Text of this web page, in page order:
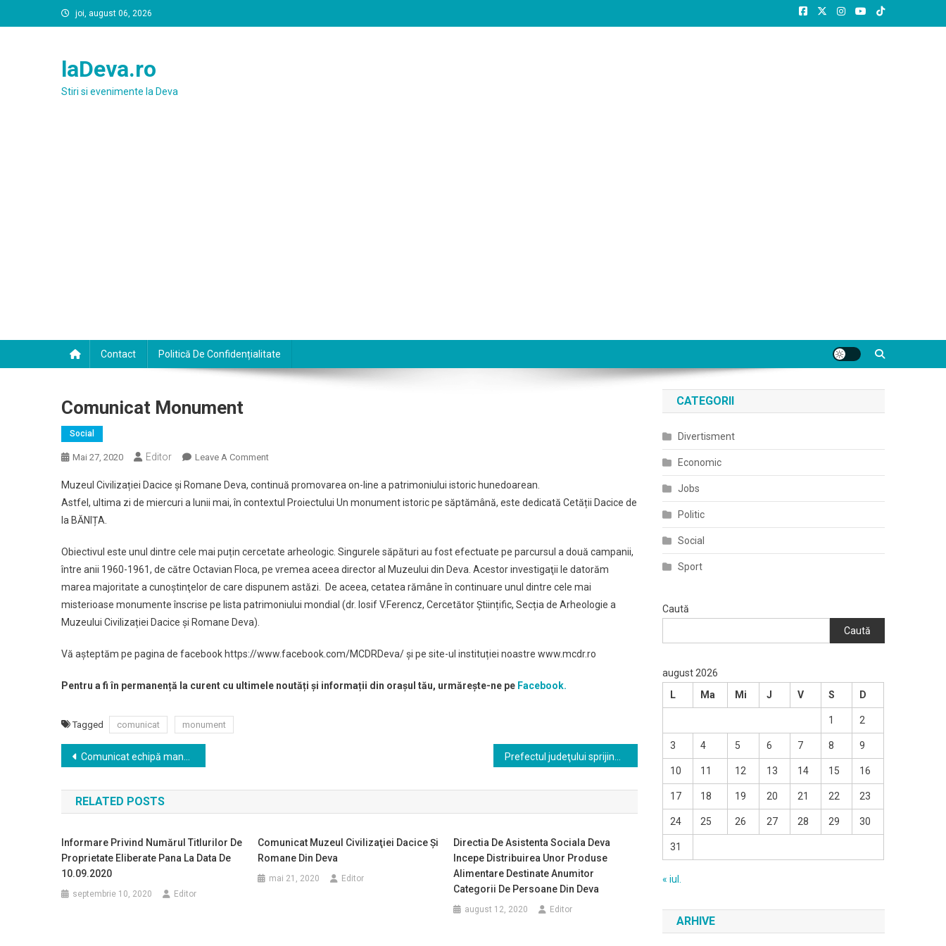
to
joi, august 06, 2026
laDeva.ro
Stiri si evenimente la Deva
Contact Politică De Confidențialitate
Comunicat Monument
Social
Mai 27, 2020 Editor Leave A CommentOn
Monument
Muzeul Civilizației Dacice și Romane Deva, continuă promovarea on-line a patrimoniului istoric hunedoarean.
Astfel, ultima zi de miercuri a lunii mai, în contextul Proiectului Un monument istoric pe săptămână, este dedicată Cetății Dacice de
la BĂNIȚA.
Obiectivul este unul dintre cele mai puțin cercetate arheologic. Singurele săpături au fost efectuate pe parcursul a două campanii,
între anii 1960-1961, de către Octavian Floca, pe vremea aceea director al Muzeului din Deva. Acestor investigaţii le datorăm
marea majoritate a cunoştinţelor de care dispunem astăzi. De aceea, cetatea rămâne în continuare unul dintre cele mai
misterioase monumente înscrise pe lista patrimoniului mondial (dr. Iosif V.Ferencz, Cercetător Științific, Secția de Arheologie a
Muzeului Civilizației Dacice și Romane Deva).
Vă așteptăm pe pagina de facebook https://www.facebook.com/MCDRDeva/ și pe site-ul instituției noastre www.mcdr.ro
Pentru a fi în permanență la curent cu ultimele noutăți și informații din orașul tău, urmărește-ne pe Facebook.
Tagged comunicat monument
Navigare
în
articole
Comunicat echipă managerială nouă la SJU Deva
RELATED POSTS
Informare Privind Numărul Titlurilor De
Proprietate Eliberate Pana La Data De
10.09.2020
septembrie 10, 2020 Editor
Comunicat Muzeul Civilizaţiei Dacice Şi
Romane Din Deva
mai 21, 2020 Editor
Directia De Asistenta Sociala Deva
Incepe Distribuirea Unor Produse
Alimentare Destinate Anumitor
Categorii De Persoane Din Deva
august 12, 2020 Editor
CATEGORII
Divertisment
Economic
Jobs
Politic
Social
Sport
Caută
Caută
august 2026
L
Ma Mi J V S D
1 2
3 4 5 6 7 8 9
10 11 12 13 14 15 16
17 18 19 20 21 22 23
24 25 26 27 28 29 30
31
« iul.
ARHIVE